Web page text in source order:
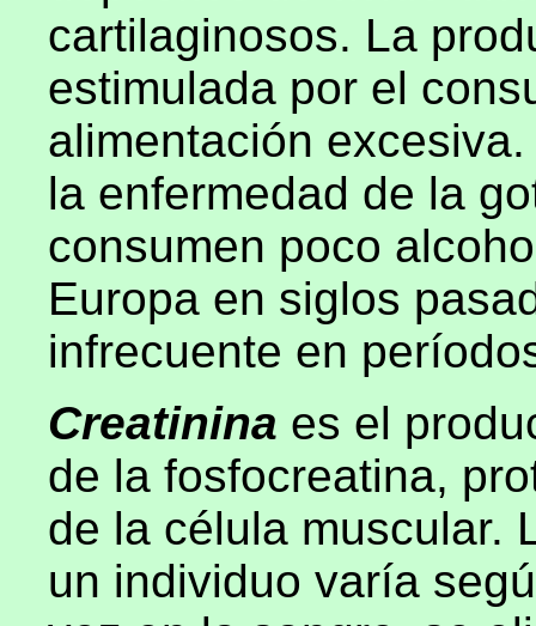
cartilaginosos. La
estimulada por el
alimentación
la enfermedad de la
consumen poco
Europa en siglos
infrecuente en
Creatinina es el
de la fosfocreatina,
de la célula muscular.
un individuo varía